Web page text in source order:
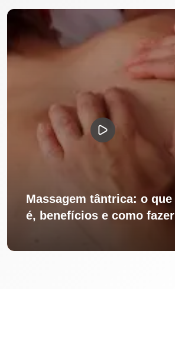
Massagem tântrica: o que
é, benefícios e como fazer